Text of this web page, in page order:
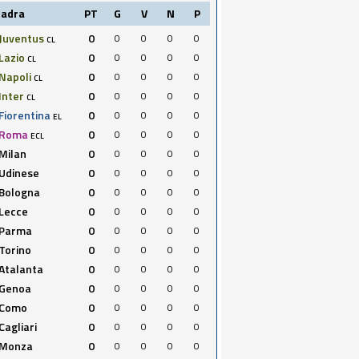
PT G V N P
Juventus CL 0 0 0 0
0
Lazio CL 0 0 0 0
0
Napoli CL 0 0 0 0
0
Inter CL 0 0 0 0
0
Fiorentina EL 0 0 0 0
0
Roma ECL 0 0 0 0
0
Milan 0 0 0 0
0
Udinese 0 0 0 0
0
Bologna 0 0 0 0
0
Lecce 0 0 0 0
0
Parma 0 0 0 0
0
Torino 0 0 0 0
0
0 0 0 0
0
Genoa 0 0 0 0
0
Como 0 0 0 0
0
Cagliari 0 0 0 0
0
Monza 0 0 0 0
0